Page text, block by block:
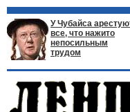
У Чубайса
все, что нажито
непосильным
трудом